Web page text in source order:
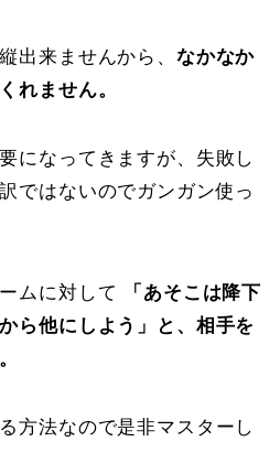
出来ませんから、 なかなか
れません。
になってきますが、失敗し
ではないのでガンガン使っ
ムに対して
「あそこは降下
ら他にしよう」と、相手を
方法なので是非マスターし